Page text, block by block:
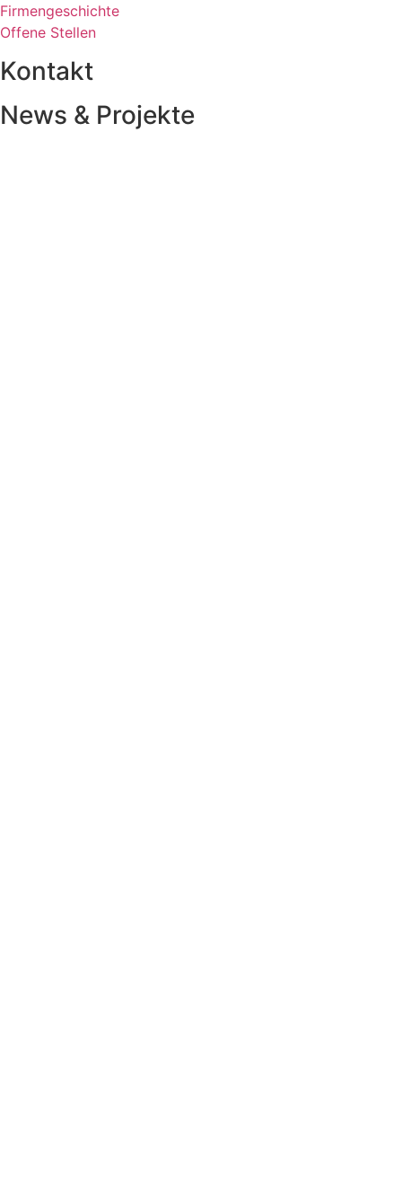
Firmengeschichte
Offene Stellen
Kontakt
News & Projekte